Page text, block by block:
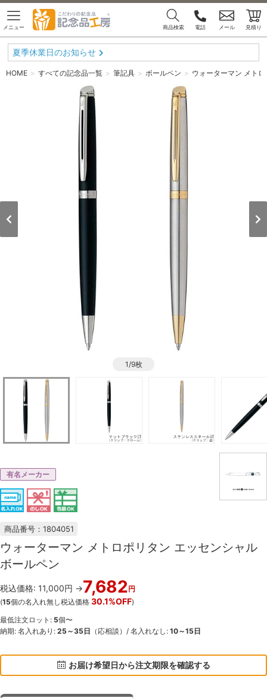
メニュー 商品検索 電話 メール 見積り
夏季休業日のお知らせ
HOME すべての記念品一覧 筆記具 ボールペン ウォーターマン メト
1/9枚
有名メーカー
商品番号：1804051
ウォーターマン メトロポリタン エッセンシャル
ボールペン
税込価格: 11,000円 →7,682円
(15個の名入れ無し税込価格 30.1%OFF)
最低注文ロット: 5個〜
納期: 名入れあり: 25～35日 （応相談）/ 名入れなし: 10～15日
お届け希望日から注文期限を確認する